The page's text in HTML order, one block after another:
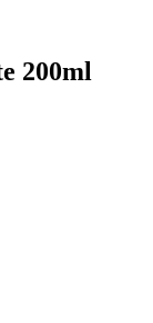
200ml